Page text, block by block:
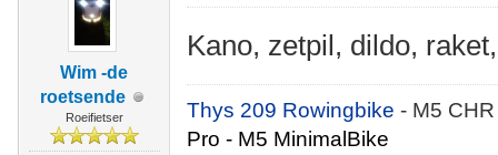
Wim -de
roetsende
Roeifietser
Kano, zetpil, dildo,
Thys 209 Rowingbike- M5
Pro - M5 MinimalBike